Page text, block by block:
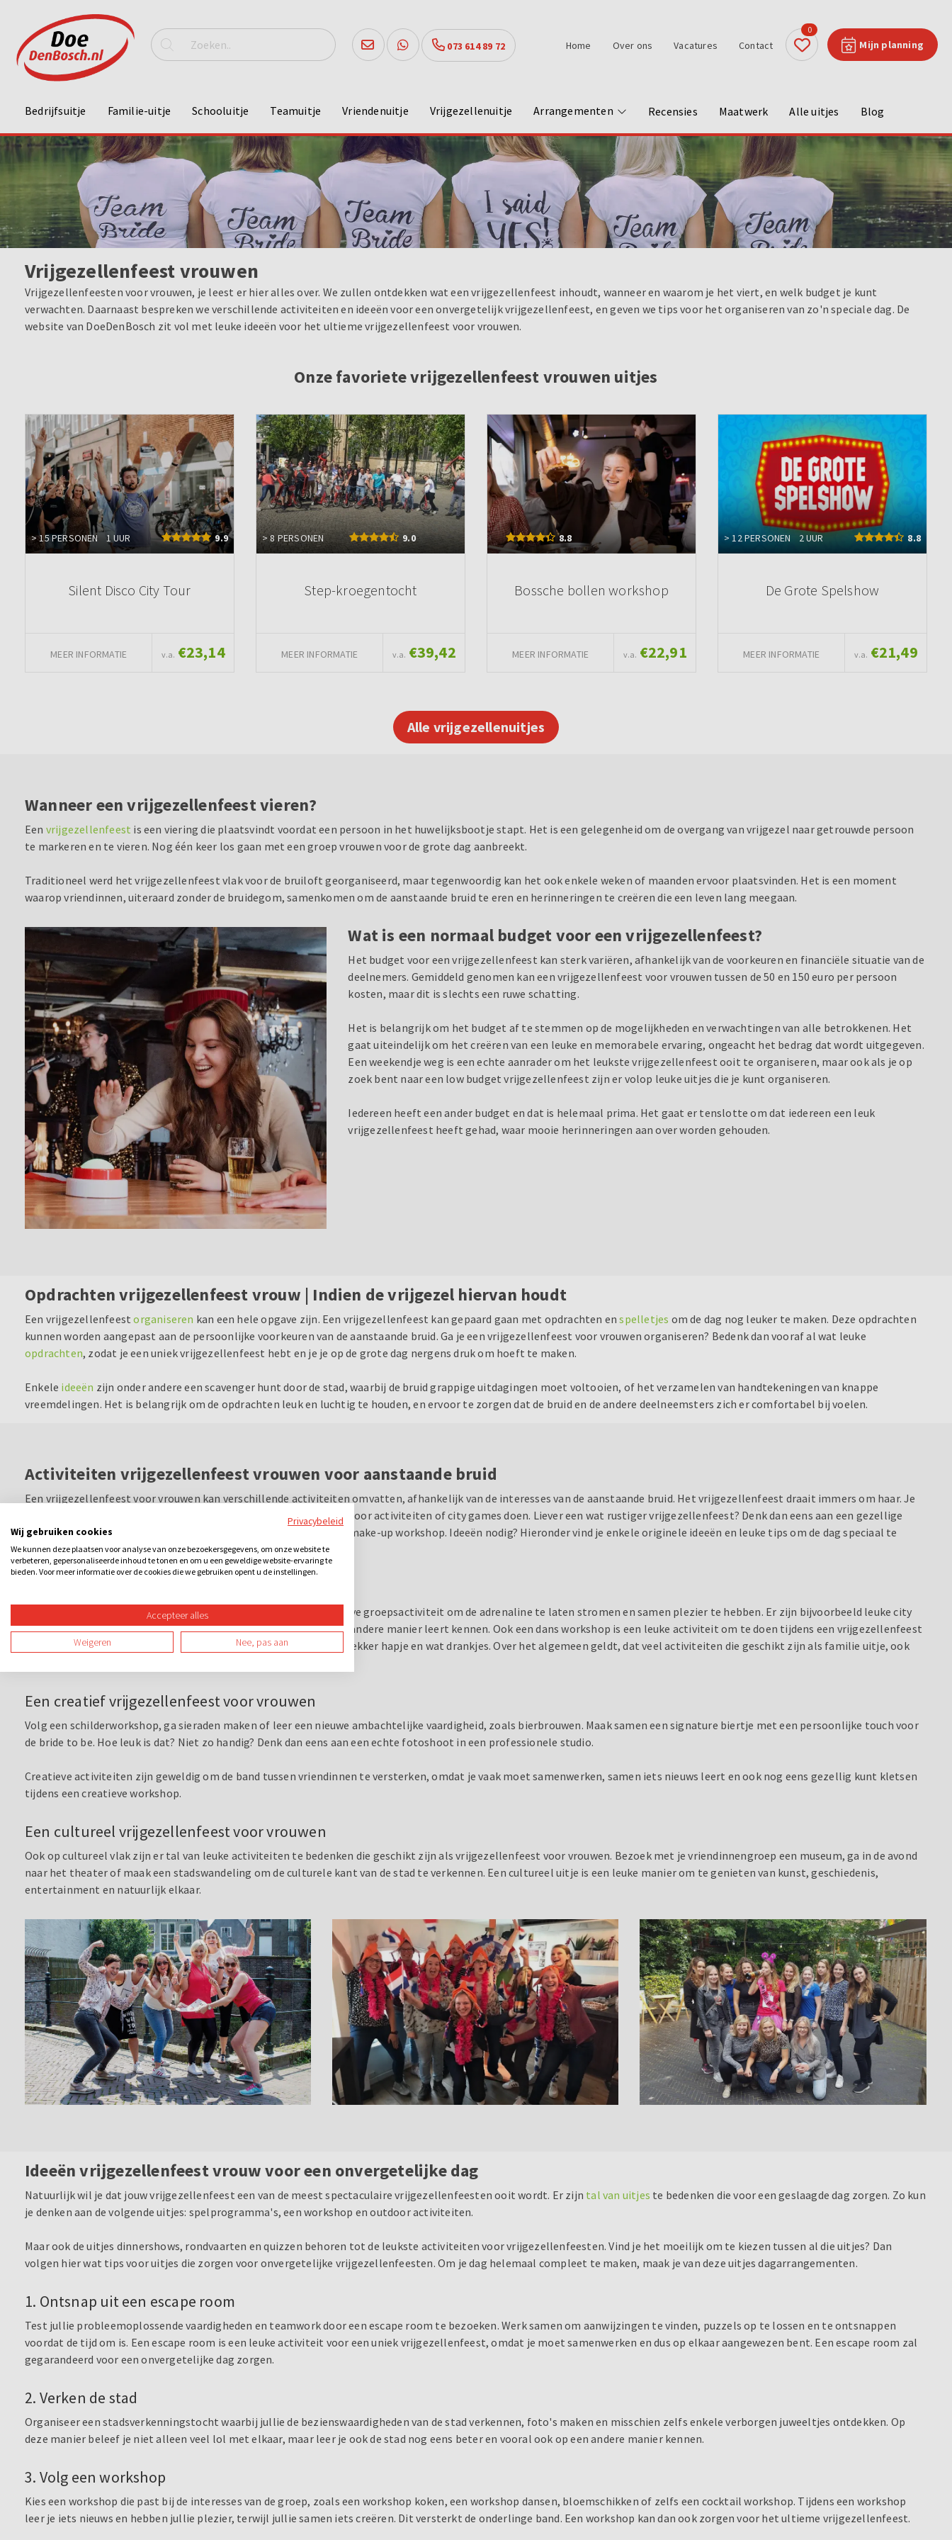
073 614 89 72 Mijn planning
0
Home Over ons Vacatures Contact
Bedrijfsuitje Familie-uitje Schooluitje Teamuitje Vriendenuitje Vrijgezellenuitje Arrangementen Recensies Maatwerk Alle uitjes Blog
Vrijgezellenfeest vrouwen
Vrijgezellenfeesten voor vrouwen, je leest er hier alles over. We zullen ontdekken wat een vrijgezellenfeest inhoudt, wanneer en waarom je het viert, en welk budget je kunt
verwachten. Daarnaast bespreken we verschillende activiteiten en ideeën voor een onvergetelijk vrijgezellenfeest, en geven we tips voor het organiseren van zo'n speciale dag. De
website van DoeDenBosch zit vol met leuke ideeën voor het ultieme vrijgezellenfeest voor vrouwen.
Onze favoriete vrijgezellenfeest vrouwen uitjes
> 15 PERSONEN 1 UUR 9.9
Silent Disco City Tour
MEER INFORMATIE v.a. €23,14
> 8 PERSONEN 9.0
Step-kroegentocht
MEER INFORMATIE v.a. €39,42
8.8
Bossche bollen workshop
MEER INFORMATIE v.a. €22,91
> 12 PERSONEN 2 UUR 8.8
De Grote Spelshow
MEER INFORMATIE v.a. €21,49
Alle vrijgezellenuitjes
Wanneer een vrijgezellenfeest vieren?
Een vrijgezellenfeest is een viering die plaatsvindt voordat een persoon in het huwelijksbootje stapt. Het is een gelegenheid om de overgang van vrijgezel naar getrouwde persoon
te markeren en te vieren. Nog één keer los gaan met een groep vrouwen voor de grote dag aanbreekt.
Traditioneel werd het vrijgezellenfeest vlak voor de bruiloft georganiseerd, maar tegenwoordig kan het ook enkele weken of maanden ervoor plaatsvinden. Het is een moment
waarop vriendinnen, uiteraard zonder de bruidegom, samenkomen om de aanstaande bruid te eren en herinneringen te creëren die een leven lang meegaan.
Wat is een normaal budget voor een vrijgezellenfeest?
Het budget voor een vrijgezellenfeest kan sterk variëren, afhankelijk van de voorkeuren en financiële situatie van de
deelnemers. Gemiddeld genomen kan een vrijgezellenfeest voor vrouwen tussen de 50 en 150 euro per persoon
kosten, maar dit is slechts een ruwe schatting.
Het is belangrijk om het budget af te stemmen op de mogelijkheden en verwachtingen van alle betrokkenen. Het
gaat uiteindelijk om het creëren van een leuke en memorabele ervaring, ongeacht het bedrag dat wordt uitgegeven.
Een weekendje weg is een echte aanrader om het leukste vrijgezellenfeest ooit te organiseren, maar ook als je op
zoek bent naar een low budget vrijgezellenfeest zijn er volop leuke uitjes die je kunt organiseren.
Iedereen heeft een ander budget en dat is helemaal prima. Het gaat er tenslotte om dat iedereen een leuk
vrijgezellenfeest heeft gehad, waar mooie herinneringen aan over worden gehouden.
Opdrachten vrijgezellenfeest vrouw | Indien de vrijgezel hiervan houdt
Een vrijgezellenfeestorganiseren kan een hele opgave zijn. Een vrijgezellenfeest kan gepaard gaan met opdrachten enspelletjes om de dag nog leuker te maken. Deze opdrachten
kunnen worden aangepast aan de persoonlijke voorkeuren van de aanstaande bruid. Ga je een vrijgezellenfeest voor vrouwen organiseren? Bedenk dan vooraf al wat leuke
opdrachten, zodat je een uniek vrijgezellenfeest hebt en je je op de grote dag nergens druk om hoeft te maken.
Enkele ideeën zijn onder andere een scavenger hunt door de stad, waarbij de bruid grappige uitdagingen moet voltooien, of het verzamelen van handtekeningen van knappe
vreemdelingen. Het is belangrijk om de opdrachten leuk en luchtig te houden, en ervoor te zorgen dat de bruid en de andere deelneemsters zich er comfortabel bij voelen.
Activiteiten vrijgezellenfeest vrouwen voor aanstaande bruid
Een vrijgezellenfeest voor vrouwen kan verschillende activiteiten omvatten, afhankelijk van de interesses van de aanstaande bruid. Het vrijgezellenfeest draait immers om haar. Je
kunt een dans leren, oud Hollandse spelletjes of bijvoorbeeld outdoor activiteiten of city games doen. Liever een wat rustiger vrijgezellenfeest? Denk dan eens aan een gezellige
workshop, zoals diverse cocktail workshops, bier brouwen of een make-up workshop. Ideeën nodig? Hieronder vind je enkele originele ideeën en leuke tips om de dag speciaal te
maken.
Ga paintballen, klimmen in een avonturenpark of doe een sportieve groepsactiviteit om de adrenaline te laten stromen en samen plezier te hebben. Er zijn bijvoorbeeld leuke city
games om te doen als vrijgezellenfeest, waarbij je de stad op een andere manier leert kennen. Ook een dans workshop is een leuke activiteit om te doen tijdens een vrijgezellenfeest
voor vrouwen. Lekker samen dansen en daarna afsluiten met een lekker hapje en wat drankjes. Over het algemeen geldt, dat veel activiteiten die geschikt zijn als familie uitje, ook
Een creatief vrijgezellenfeest voor vrouwen
Volg een schilderworkshop, ga sieraden maken of leer een nieuwe ambachtelijke vaardigheid, zoals bierbrouwen. Maak samen een signature biertje met een persoonlijke touch voor
de bride to be. Hoe leuk is dat? Niet zo handig? Denk dan eens aan een echte fotoshoot in een professionele studio.
Creatieve activiteiten zijn geweldig om de band tussen vriendinnen te versterken, omdat je vaak moet samenwerken, samen iets nieuws leert en ook nog eens gezellig kunt kletsen
tijdens een creatieve workshop.
Een cultureel vrijgezellenfeest voor vrouwen
Ook op cultureel vlak zijn er tal van leuke activiteiten te bedenken die geschikt zijn als vrijgezellenfeest voor vrouwen. Bezoek met je vriendinnengroep een museum, ga in de avond
naar het theater of maak een stadswandeling om de culturele kant van de stad te verkennen. Een cultureel uitje is een leuke manier om te genieten van kunst, geschiedenis,
entertainment en natuurlijk elkaar.
Ideeën vrijgezellenfeest vrouw voor een onvergetelijke dag
Natuurlijk wil je dat jouw vrijgezellenfeest een van de meest spectaculaire vrijgezellenfeesten ooit wordt. Er zijn tal van uitjes te bedenken die voor een geslaagde dag zorgen. Zo kun
je denken aan de volgende uitjes: spelprogramma's, een workshop en outdoor activiteiten.
Maar ook de uitjes dinnershows, rondvaarten en quizzen behoren tot de leukste activiteiten voor vrijgezellenfeesten. Vind je het moeilijk om te kiezen tussen al die uitjes? Dan
volgen hier wat tips voor uitjes die zorgen voor onvergetelijke vrijgezellenfeesten. Om je dag helemaal compleet te maken, maak je van deze uitjes dagarrangementen.
1. Ontsnap uit een escape room
Test jullie probleemoplossende vaardigheden en teamwork door een escape room te bezoeken. Werk samen om aanwijzingen te vinden, puzzels op te lossen en te ontsnappen
voordat de tijd om is. Een escape room is een leuke activiteit voor een uniek vrijgezellenfeest, omdat je moet samenwerken en dus op elkaar aangewezen bent. Een escape room zal
gegarandeerd voor een onvergetelijke dag zorgen.
2. Verken de stad
Organiseer een stadsverkenningstocht waarbij jullie de bezienswaardigheden van de stad verkennen, foto's maken en misschien zelfs enkele verborgen juweeltjes ontdekken. Op
deze manier beleef je niet alleen veel lol met elkaar, maar leer je ook de stad nog eens beter en vooral ook op een andere manier kennen.
3. Volg een workshop
Kies een workshop die past bij de interesses van de groep, zoals een workshop koken, een workshop dansen, bloemschikken of zelfs een cocktail workshop. Tijdens een workshop
leer je iets nieuws en hebben jullie plezier, terwijl jullie samen iets creëren. Dit versterkt de onderlinge band. Een workshop kan dan ook zorgen voor het ultieme vrijgezellenfeest.
Privacybeleid
Wij gebruiken cookies
We kunnen deze plaatsen voor analyse van onze bezoekersgegevens, om onze website te
verbeteren, gepersonaliseerde inhoud te tonen en om u een geweldige website-ervaring te
bieden. Voor meer informatie over de cookies die we gebruiken opent u de instellingen.
Accepteer alles
Weigeren Nee, pas aan